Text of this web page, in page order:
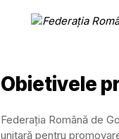
Obietivele
Federația Română de
unitară pentru